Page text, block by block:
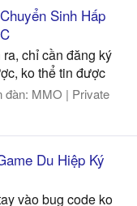
Sinh Hấp
chỉ cần đăng ký
ko thể tin được
đàn: MMO | Private
Du Hiệp Ký
vào bug code ko